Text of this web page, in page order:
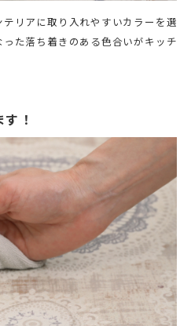
リアに取り入れやすいカラーを選
た落ち着きのある色合いがキッチ
！